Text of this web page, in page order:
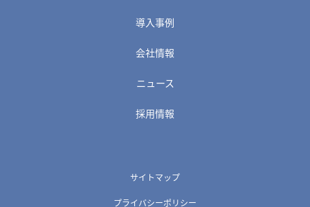
導入事例
会社情報
ニュース
採用情報
サイトマップ
プライバシーポリシー